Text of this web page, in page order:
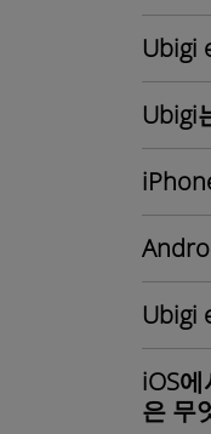
Ubigi
Ubigi
Ubigi
iOS
은 무